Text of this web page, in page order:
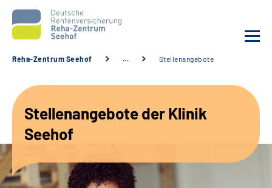
Unsere Angebote
Karriere
Reha-Zentrum Seehof … Stellenangebote
Stellenangebote der Klinik
Seehof